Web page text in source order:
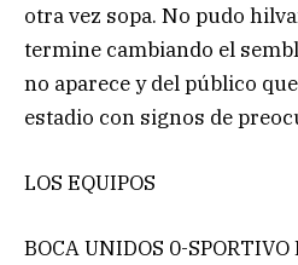
otra vez sopa. No pudo
termine cambiando el
no aparece y del público
estadio con signos de
LOS EQUIPOS
BOCA UNIDOS 0-SPORTIVO